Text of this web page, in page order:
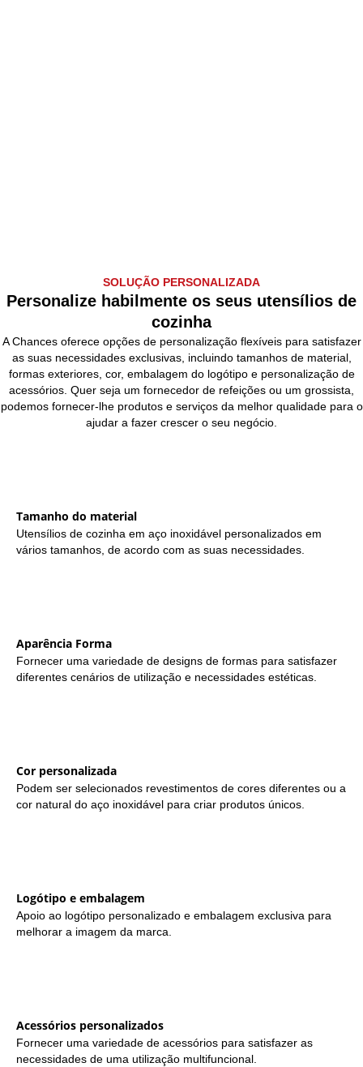
SOLUÇÃO PERSONALIZADA
Personalize habilmente os seus utensílios de
cozinha
A Chances oferece opções de personalização flexíveis para satisfazer
as suas necessidades exclusivas, incluindo tamanhos de material,
formas exteriores, cor, embalagem do logótipo e personalização de
acessórios. Quer seja um fornecedor de refeições ou um grossista,
podemos fornecer-lhe produtos e serviços da melhor qualidade para o
ajudar a fazer crescer o seu negócio.
Tamanho do material
Utensílios de cozinha em aço inoxidável personalizados em
vários tamanhos, de acordo com as suas necessidades.
Aparência Forma
Fornecer uma variedade de designs de formas para satisfazer
diferentes cenários de utilização e necessidades estéticas.
Cor personalizada
Podem ser selecionados revestimentos de cores diferentes ou a
cor natural do aço inoxidável para criar produtos únicos.
Logótipo e embalagem
Apoio ao logótipo personalizado e embalagem exclusiva para
melhorar a imagem da marca.
Acessórios personalizados
Fornecer uma variedade de acessórios para satisfazer as
necessidades de uma utilização multifuncional.